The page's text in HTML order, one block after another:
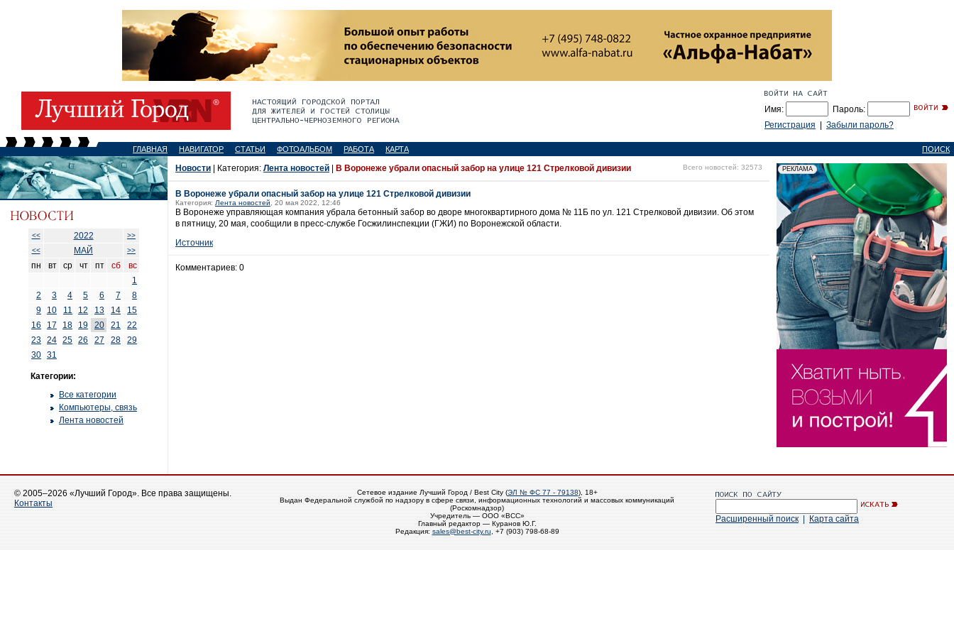
Имя:
Пароль:
Регистрация
Забыли пароль?
ГЛАВНАЯ НАВИГАТОР СТАТЬИ ФОТОАЛЬБОМ РАБОТА КАРТА ПОИСК
<< 2022
>>
<<
МАЙ >>
пн вт ср чт пт сб
вс
1
2
3 4 5 6 7
8
9
10 11 12 13 14
15
16
17 18 19 20 21
22
23 24 25 26 27 28
29
30 31
Категории:
Все категории
Компьютеры, связь
Лента новостей
Новости | Категория: Лента новостей В Воронеже убрали опасный забор на улице 121 Стрелковой дивизии Всего новостей: 32573
В Воронеже убрали опасный забор на улице 121 Стрелковой дивизии
Категория: Лента новостей , 20 мая 2022, 12:46
В Воронеже управляющая компания убрала бетонный забор во дворе многоквартирного дома № 11Б по ул. 121 Стрелковой дивизии. Об этом
в пятницу, 20 мая, сообщили в пресс-службе Госжилинспекции (ГЖИ) по Воронежской области.
Источник
Комментариев: 0
© 2005–2026 «Лучший Город». Все права защищены.
Контакты
Сетевое издание Лучший Город / Best City (ЭЛ № ФС 77 - 79138), 18+
Выдан Федеральной службой по надзору в сфере связи, информационных технологий и массовых коммуникаций
(Роскомнадзор)
Учредитель — ООО «ВСС»
Главный редактор — Куранов Ю.Г.
Редакция: sales@best-city.ru , +7 (903) 798-68-89
Расширенный поиск Карта сайта